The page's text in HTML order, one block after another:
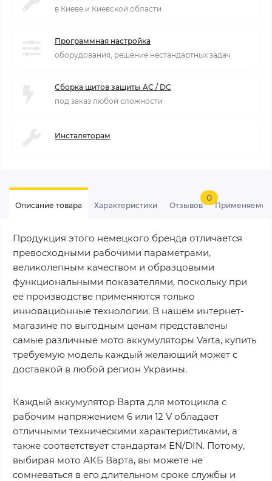
в Киеве и Киевской области
Программная настройка
оборудования, решение нестандартных задач
Сборка щитов защиты AC / DC
под заказ любой сложности
Инсталяторам
Описание товара Характеристики Отзывов
0
Продукция этого немецкого бренда отличается
превосходными рабочими параметрами,
великолепным качеством и образцовыми
функциональными показателями, поскольку при
ее производстве применяются только
инновационные технологии. В нашем интернет-
магазине по выгодным ценам представлены
самые различные мото аккумуляторы Varta, купить
требуемую модель каждый желающий может с
доставкой в любой регион Украины.
Каждый аккумулятор Варта для мотоцикла с
рабочим напряжением 6 или 12 V обладает
отличными техническими характеристиками, а
также соответствует стандартам EN/DIN. Потому,
выбирая мото АКБ Варта, вы можете не
сомневаться в его длительном сроке службы и